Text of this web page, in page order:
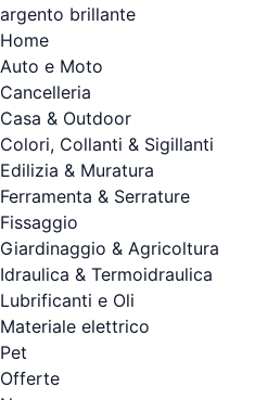
argento brillante
Home
Auto e Moto
Cancelleria
Casa & Outdoor
Colori, Collanti & Sigillanti
Edilizia & Muratura
Ferramenta & Serrature
Fissaggio
Giardinaggio & Agricoltura
Idraulica & Termoidraulica
Lubrificanti e Oli
Materiale elettrico
Pet
Offerte